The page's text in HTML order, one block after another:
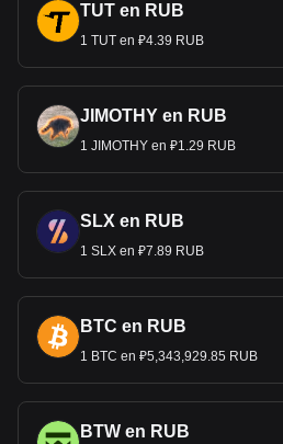
TUT en RUB
1 TUT en ₽4.39 RUB
JIMOTHY en RUB
1 JIMOTHY en ₽1.29 RUB
SLX en RUB
1 SLX en ₽7.89 RUB
BTC en RUB
1 BTC en ₽5,343,929.85 RUB
BTW en RUB